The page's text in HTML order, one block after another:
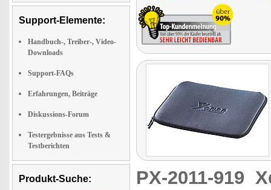
Support-Elemente:
Handbuch-, Treiber-, Video-
Downloads
Support-FAQs
Erfahrungen, Beiträge
Diskussions-Forum
Testergebnisse aus Tests &
Testberichten
Produkt-Suche: PX-2011-919